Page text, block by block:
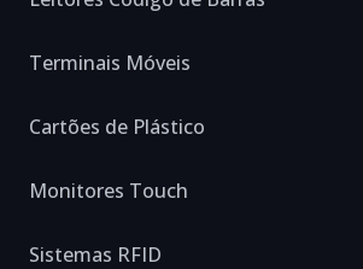
Terminais Móveis
Cartões de Plástico
Monitores Touch
Sistemas RFID